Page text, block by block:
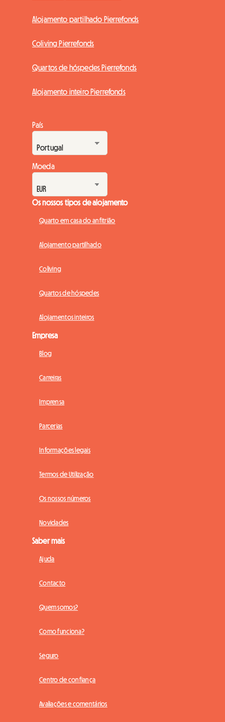
Alojamento partilhado Pierrefonds
Coliving Pierrefonds
Quartos de hóspedes Pierrefonds
Alojamento inteiro Pierrefonds
País
Moeda
Os nossos tipos de alojamento
Quarto em casa do anfitrião
Alojamento partilhado
Coliving
Quartos de hóspedes
Alojamentos inteiros
Empresa
Blog
Carreiras
Imprensa
Parcerias
Informações legais
Termos de Utilização
Os nossos números
Novidades
Saber mais
Ajuda
Contacto
Quem somos?
Como funciona?
Seguro
Centro de confiança
Avaliações e comentários